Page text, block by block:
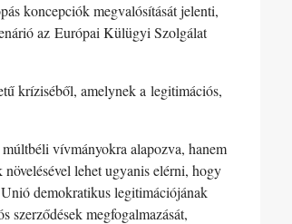
koncepciók megvalósítását jelenti,
az Európai Külügyi Szolgálat
kríziséből, amelynek a legitimációs,
vívmányokra alapozva, hanem
lehet ugyanis elérni, hogy
demokratikus legitimációjának
szerződések megfogalmazását,